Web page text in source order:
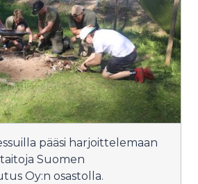
pääsi harjoittelemaan
Suomen
Oy:n osastolla.